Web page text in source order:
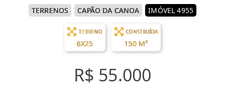
TERRENOS CAPÃO DA CANOA IMÓVEL 4955
TERRENO
6X25
CONSTRUÍDA
150 M²
R$ 55.000